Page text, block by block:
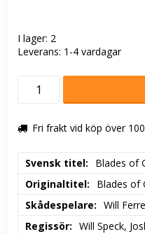
I lager: 2
Leverans: 1-4 vardagar
Fri frakt vid köp över
Svensk titel
Blades of
Originaltitel
Blades of
Skådespelare
Will
Regissör
Will Speck,